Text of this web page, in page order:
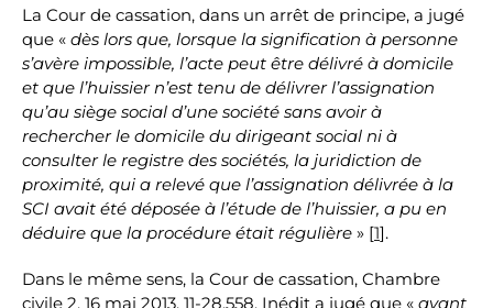
La Cour de cassation, dans un arrêt de principe, a jugé
que « dès lors que, lorsque la signification à personne
s’avère impossible, l’acte peut être délivré à domicile
et que l’huissier n’est tenu de délivrer l’assignation
qu’au siège social d’une société sans avoir à
rechercher le domicile du dirigeant social ni à
consulter le registre des sociétés, la juridiction de
proximité, qui a relevé que l’assignation délivrée à la
SCI avait été déposée à l’étude de l’huissier, a pu en
déduire que la procédure était régulière » [1].
Dans le même sens, la Cour de cassation, Chambre
civile 2, 16 mai 2013, 11-28.558, Inédit a jugé que « ayant